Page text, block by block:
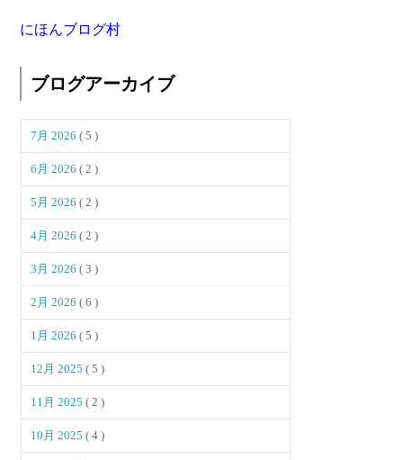
にほんブログ村
ブログアーカイブ
7月 2026( 5 )
6月 2026( 2 )
5月 2026( 2 )
4月 2026( 2 )
3月 2026( 3 )
2月 2026( 6 )
1月 2026( 5 )
12月 2025( 5 )
11月 2025( 2 )
10月 2025( 4 )